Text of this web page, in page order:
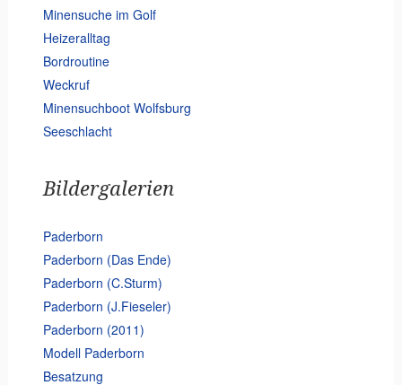
Minensuche im Golf
Heizeralltag
Bordroutine
Weckruf
Minensuchboot Wolfsburg
Seeschlacht
Bildergalerien
Paderborn
Paderborn (Das Ende)
Paderborn (C.Sturm)
Paderborn (J.Fieseler)
Paderborn (2011)
Modell Paderborn
Besatzung